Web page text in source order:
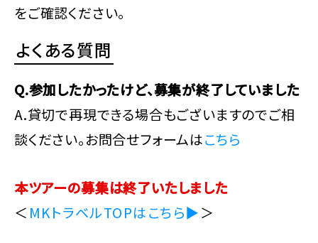
をご確認ください。
よくある質問
Q.参加したかったけど、募集が終了していました
A.貸切で再現できる場合もございますのでご相
談ください。お問合せフォームはこちら
本ツアーの募集は終了いたしました
＜ MKトラベルTOPはこちら▶＞